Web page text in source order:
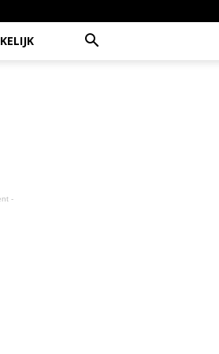
-